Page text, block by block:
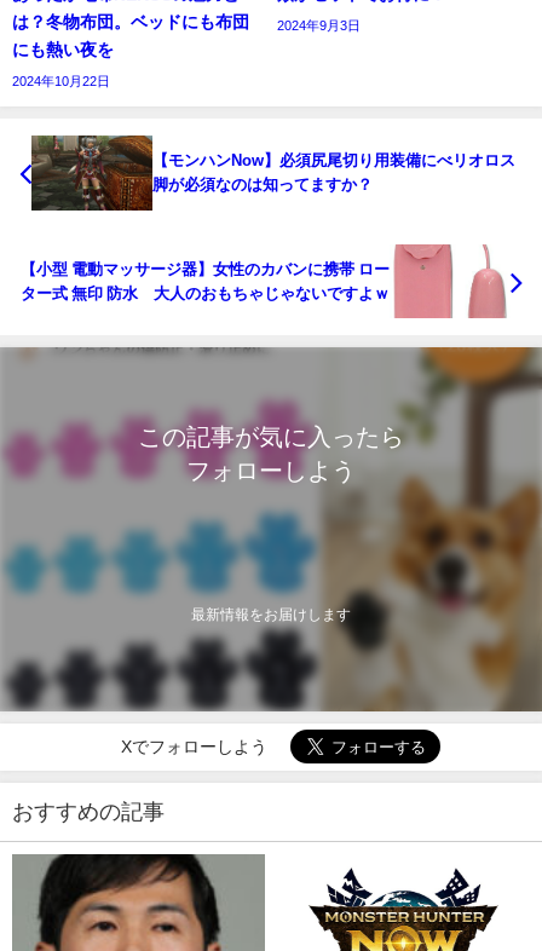
は？冬物布団。ベッドにも布団
にも熱い夜を
2024年10月22日
2024年9月3日
【モンハンNow】必須尻尾切り用装備にべリオロス
脚が必須なのは知ってますか？
【小型 電動マッサージ器】女性のカバンに携帯 ロー
ター式 無印 防水 大人のおもちゃじゃないですよｗ
この記事が気に入ったら
フォローしよう
最新情報をお届けします
Xでフォローしよう
おすすめの記事